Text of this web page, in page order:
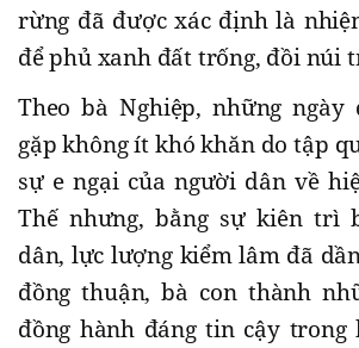
rừng đã được xác định là
để phủ xanh đất trống, đồi núi
Theo bà Nghiệp, những
gặp không ít khó khăn do tập
sự e ngại của người dân về
Thế nhưng, bằng sự kiên trì
dân, lực lượng kiểm lâm đã
đồng thuận, bà con thành
đồng hành đáng tin cậy